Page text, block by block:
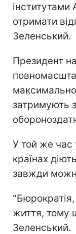
інститутами
отримати
Зеленський.
Президент
затримують
У той же час
країнах
завжди
життя, тому
Зеленський.